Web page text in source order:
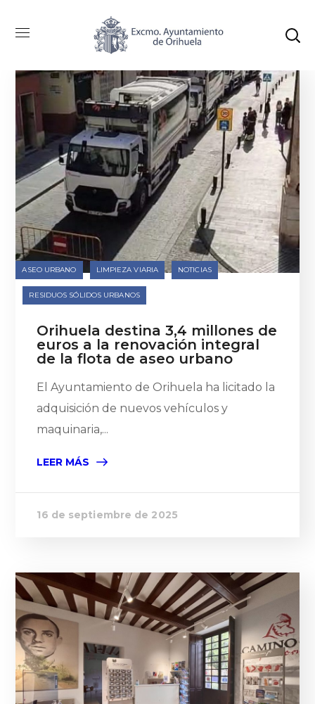
ASEO URBANO LIMPIEZA VIARIA NOTICIAS
RESIDUOS SÓLIDOS URBANOS
Orihuela destina 3,4 millones de
euros a la renovación integral
de la flota de aseo urbano
El Ayuntamiento de Orihuela ha licitado la
adquisición de nuevos vehículos y
maquinaria,...
LEER MÁS
16 de septiembre de 2025